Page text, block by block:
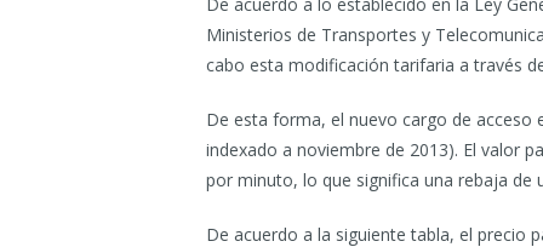
Ministerios de Transportes y
cabo esta modificación tarifaria a través
De esta forma, el nuevo cargo de
indexado a noviembre de 2013). El valor
por minuto, lo que significa una rebaja de
De acuerdo a la siguiente tabla, el precio